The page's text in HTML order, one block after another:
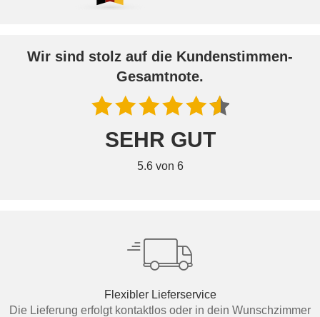
Wir sind stolz auf die Kundenstimmen-
Gesamtnote.
SEHR GUT
5.6 von 6
Flexibler Lieferservice
Die Lieferung erfolgt kontaktlos oder in dein Wunschzimmer